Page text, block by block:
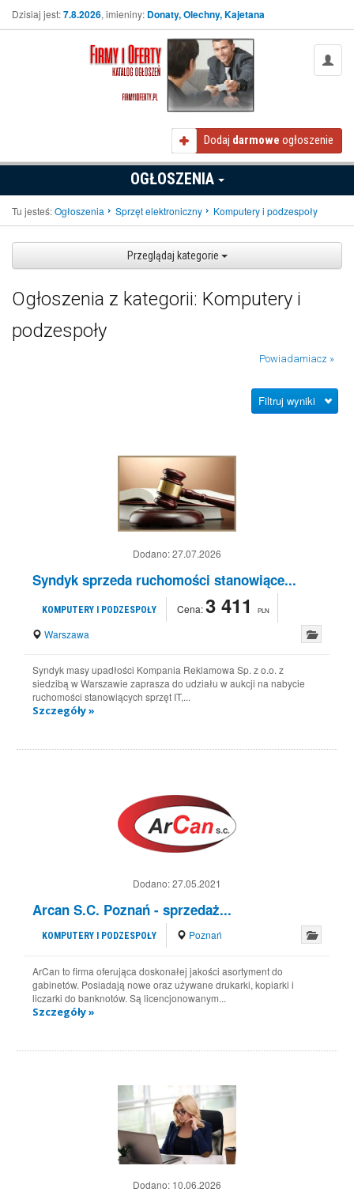
Dzisiaj jest:7.8.2026, imieniny: Donaty, Olechny, Kajetana
Dodaj darmowe ogłoszenie
OGŁOSZENIA
Tu jesteś:Ogłoszenia Sprzęt elektroniczny Komputery i podzespoły
Przeglądaj kategorie
Ogłoszenia z kategorii: Komputery i
podzespoły
Powiadamiacz »
Filtruj wyniki
Dodano:27.07.2026
Syndyk sprzeda ruchomości stanowiące...
KOMPUTERY I PODZESPOŁY Cena:3 411 PLN
Warszawa
Syndyk masy upadłości Kompania Reklamowa Sp. z o.o. z
siedzibą w Warszawie zaprasza do udziału w aukcji na nabycie
ruchomości stanowiących sprzęt IT,...
Szczegóły »
Dodano:27.05.2021
Arcan S.C. Poznań - sprzedaż...
KOMPUTERY I PODZESPOŁY Poznań
ArCan to firma oferująca doskonałej jakości asortyment do
gabinetów. Posiadają nowe oraz używane drukarki, kopiarki i
liczarki do banknotów. Są licencjonowanym...
Szczegóły »
Dodano: 10.06.2026